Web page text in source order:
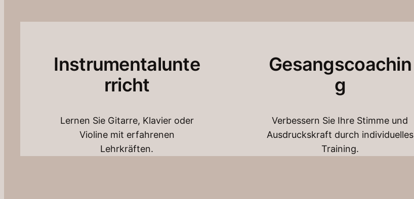
Instrumentalunte
rricht
Lernen Sie Gitarre, Klavier oder
Violine mit erfahrenen
Lehrkräften.
Gesangscoachin
g
Verbessern Sie Ihre Stimme und
Ausdruckskraft durch individuelles
Training.